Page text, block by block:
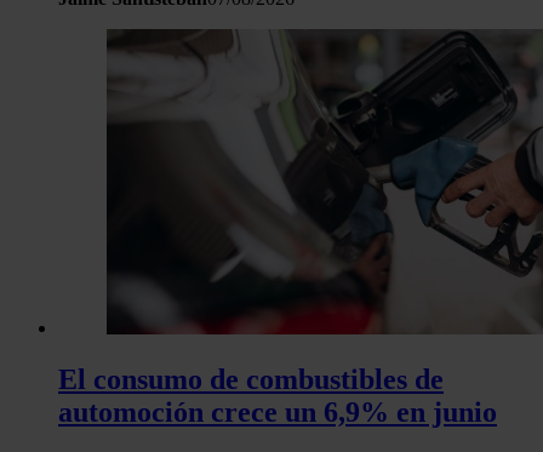
y los anuncios, ofrecer funciones de redes sociales y
tráfico. Además, compartimos información sobre el uso que
sitio web con nuestros partners de redes sociales,
análisis web, quienes pueden combinarla con otra
haya proporcionado o que hayan recopilado a partir del uso
El consumo de combustibles de
automoción crece un 6,9% en junio